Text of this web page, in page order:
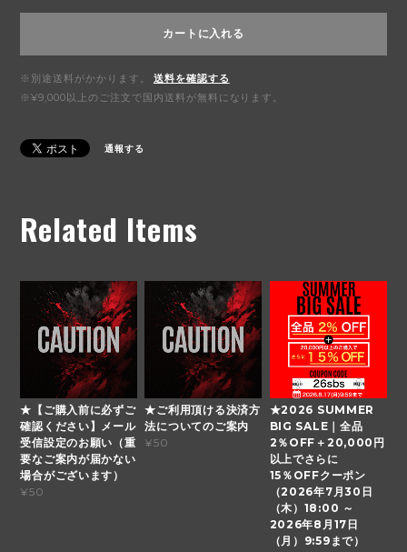
カートに入れる
※別途送料がかかります。
送料を確認する
※¥9,000以上のご注文で国内送料が無料になります。
通報する
Related Items
★【ご購入前に必ずご
確認ください】メール
受信設定のお願い（重
要なご案内が届かない
場合がございます）
¥50
★ご利用頂ける決済方
法についてのご案内
¥50
★2026 SUMMER
BIG SALE｜全品
2％OFF＋20,000円
以上でさらに
15％OFFクーポン
（2026年7月30日
（木）18:00 ～
2026年8月17日
（月）9:59まで）